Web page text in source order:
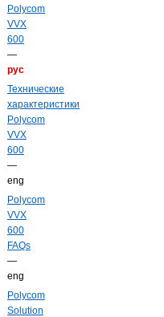
Polycom
VVX
600
—
рус
Технические
характеристики
Polycom
VVX
600
—
eng
Polycom
VVX
600
FAQs
—
eng
Polycom
Solution